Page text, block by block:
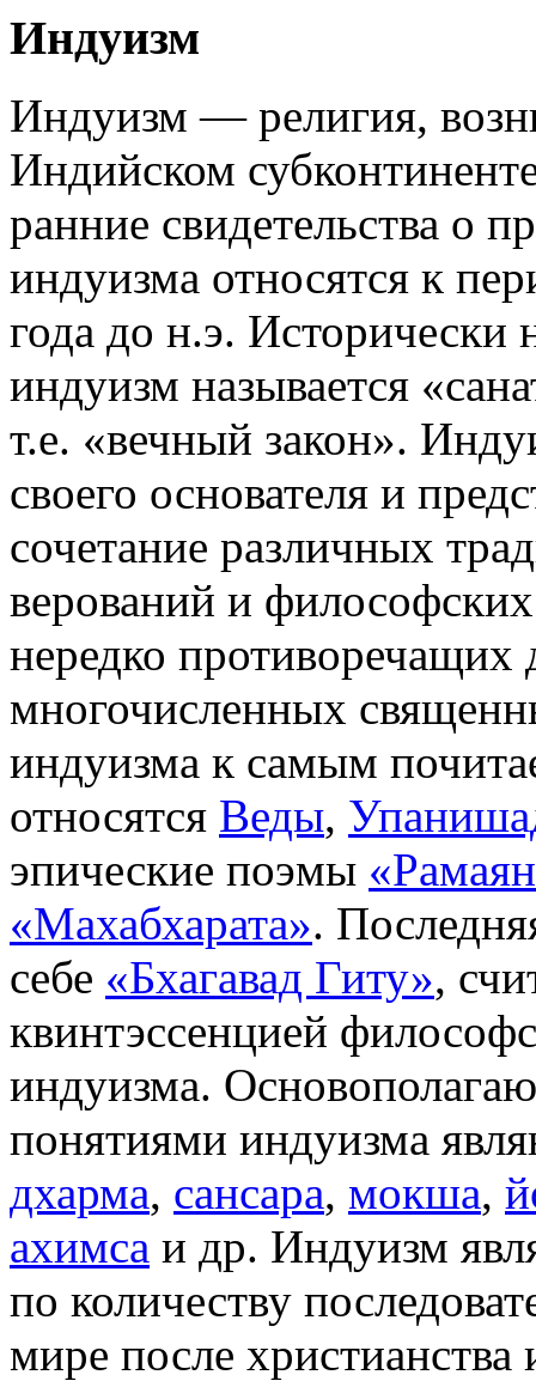
Индуизм
Индуизм — религия,
Индийском
ранние свидетельства о
индуизма относятся к
года до н.э. Исторически
индуизм называется
т.е. «вечный закон».
своего основателя и
сочетание различных
верований и
нередко противоречащих
многочисленных
индуизма к самым
относятся Веды,
эпические поэмы
«Махабхарата».
себе «Бхагавад Гиту»,
квинтэссенцией
индуизма.
понятиями индуизма
дхарма, сансара, мокша,
ахимса и др. Индуизм
по количеству
мире после христианства